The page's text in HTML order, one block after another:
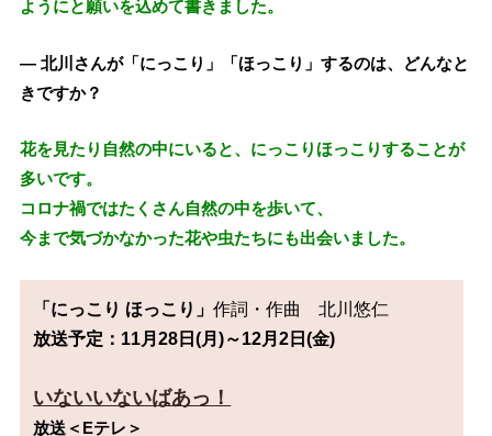
ようにと願いを込めて書きました。
— 北川さんが「にっこり」「ほっこり」するのは、どんなと
きですか？
花を見たり自然の中にいると、にっこりほっこりすることが
多いです。
コロナ禍ではたくさん自然の中を歩いて、
今まで気づかなかった花や虫たちにも出会いました。
「にっこり ほっこり」作詞・作曲　北川悠仁
放送予定：11月28日(月)～12月2日(金)
いないいないばあっ！
放送＜Eテレ＞